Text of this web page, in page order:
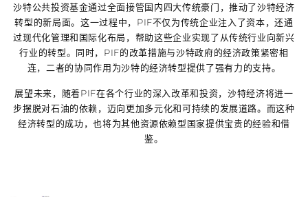
沙特公共投资基金通过全面接管国内四大传统豪门，推动了沙特经济
转型的新局面。这一过程中，PIF不仅为传统企业注入了资本，还通
过现代化管理和国际化布局，帮助这些企业实现了从传统行业向新兴
行业的转型。同时，PIF的改革措施与沙特政府的经济政策紧密相
连，二者的协同作用为沙特的经济转型提供了强有力的支持。
展望未来，随着PIF在各个行业的深入改革和投资，沙特经济将进一
步摆脱对石油的依赖，迈向更加多元化和可持续的发展道路。而这种
经济转型的成功，也将为其他资源依赖型国家提供宝贵的经验和借
鉴。